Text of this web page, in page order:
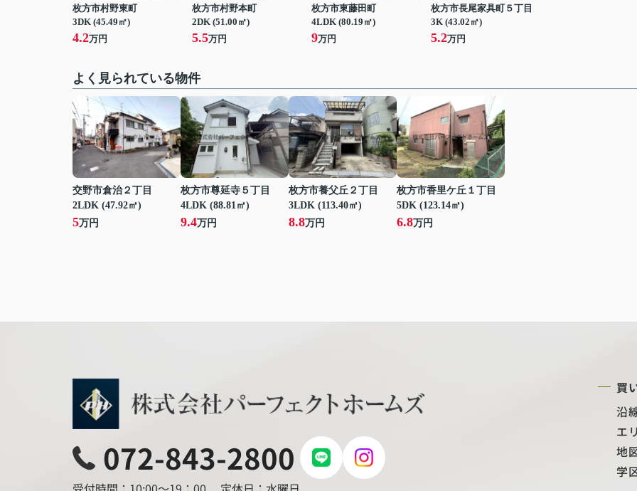
枚方市村野東町
3DK (45.49㎡)
4.2万円
枚方市村野本町
2DK (51.00㎡)
5.5万円
枚方市東藤田町
4LDK (80.19㎡)
9万円
枚方市長尾家具町５丁目
3K (43.02㎡)
5.2万円
よく見られている物件
交野市倉治２丁目
2LDK (47.92㎡)
5万円
枚方市尊延寺５丁目
4LDK (88.81㎡)
9.4万円
枚方市養父丘２丁目
3LDK (113.40㎡)
8.8万円
枚方市香里ケ丘１丁目
5DK (123.14㎡)
6.8万円
072-843-2800
買
沿
エ
地
学